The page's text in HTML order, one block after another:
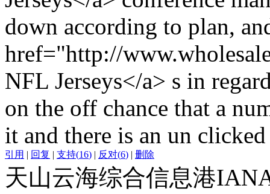
down according to plan,
href="http://
NFL Jerseys</a> s in
on the off chance that a
it and there is an un
引用 | 回复 | 支持(16) | 反对(6) | 删除
天山云海综合信息港